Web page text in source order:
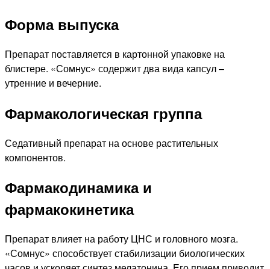
Форма выпуска
Препарат поставляется в картонной упаковке на
блистере. «Сомнус» содержит два вида капсул –
утренние и вечерние.
Фармакологическая группа
Седативный препарат на основе растительных
компонентов.
Фармакодинамика и
фармакокинетика
Препарат влияет на работу ЦНС и головного мозга.
«Сомнус» способствует стабилизации биологических